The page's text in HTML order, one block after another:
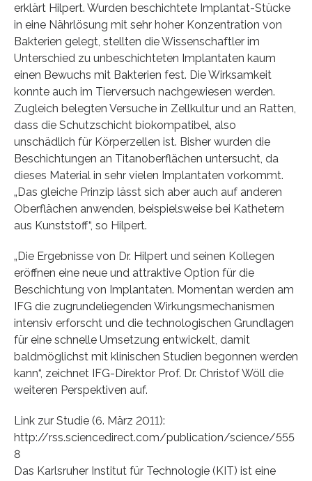
erklärt Hilpert. Wurden beschichtete Implantat-Stücke
in eine Nährlösung mit sehr hoher Konzentration von
Bakterien gelegt, stellten die Wissenschaftler im
Unterschied zu unbeschichteten Implantaten kaum
einen Bewuchs mit Bakterien fest. Die Wirksamkeit
konnte auch im Tierversuch nachgewiesen werden.
Zugleich belegten Versuche in Zellkultur und an Ratten,
dass die Schutzschicht biokompatibel, also
unschädlich für Körperzellen ist. Bisher wurden die
Beschichtungen an Titanoberflächen untersucht, da
dieses Material in sehr vielen Implantaten vorkommt.
„Das gleiche Prinzip lässt sich aber auch auf anderen
Oberflächen anwenden, beispielsweise bei Kathetern
aus Kunststoff“, so Hilpert.
„Die Ergebnisse von Dr. Hilpert und seinen Kollegen
eröffnen eine neue und attraktive Option für die
Beschichtung von Implantaten. Momentan werden am
IFG die zugrundeliegenden Wirkungsmechanismen
intensiv erforscht und die technologischen Grundlagen
für eine schnelle Umsetzung entwickelt, damit
baldmöglichst mit klinischen Studien begonnen werden
kann“, zeichnet IFG-Direktor Prof. Dr. Christof Wöll die
weiteren Perspektiven auf.
Link zur Studie (6. März 2011):
http://rss.sciencedirect.com/publication/science/555
8
Das Karlsruher Institut für Technologie (KIT) ist eine